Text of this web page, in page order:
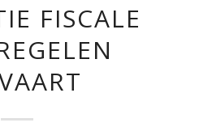
FISCALE